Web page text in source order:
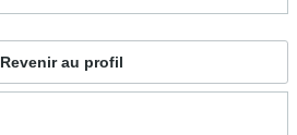
Revenir au profil